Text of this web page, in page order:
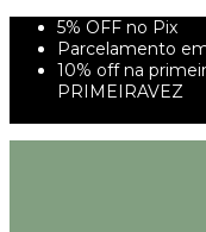
5% OFF no Pix
Parcelamento
10% off na
PRIMEIRAVEZ